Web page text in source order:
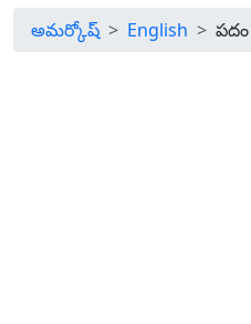
అమర్కోష్ English పదం